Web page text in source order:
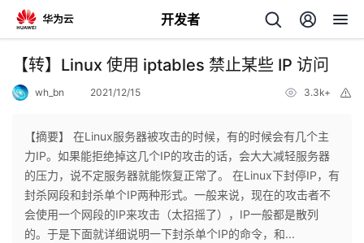
开发者
返
个
人
我
【转】Linux 使用 iptables 禁止某些 IP 访问
wh_bn 2021/12/15 3.3k+
【摘要】 在Linux服务器被攻击的时候，有的时候会有几个主
力IP。如果能拒绝掉这几个IP的攻击的话，会大大减轻服务器
的压力，说不定服务器就能恢复正常了。 在Linux下封停IP，有
封杀网段和封杀单个IP两种形式。一般来说，现在的攻击者不
会使用一个网段的IP来攻击（太招摇了），IP一般都是散列
的。于是下面就详细说明一下封杀单个IP的命令，和...